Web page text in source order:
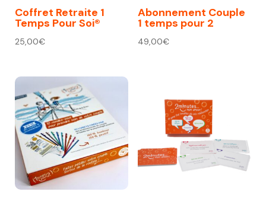
Coffret Retraite 1
Temps Pour Soi®
25,00€
Abonnement Couple
1 temps pour 2
49,00€